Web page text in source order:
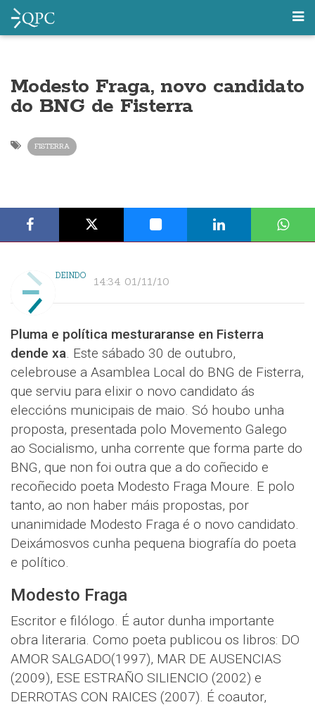
Modesto Fraga, novo candidato
do BNG de Fisterra
FISTERRA
DEINDO 14:34 01/11/10
Pluma e política mesturaranse en Fisterra
dende xa. Este sábado 30 de outubro,
celebrouse a Asamblea Local do BNG de Fisterra,
que serviu para elixir o novo candidato ás
eleccións municipais de maio. Só houbo unha
proposta, presentada polo Movemento Galego
ao Socialismo, unha corrente que forma parte do
BNG, que non foi outra que a do coñecido e
recoñecido poeta Modesto Fraga Moure. E polo
tanto, ao non haber máis propostas, por
unanimidade Modesto Fraga é o novo candidato.
Deixámosvos cunha pequena biografía do poeta
e político.
Modesto Fraga
Escritor e filólogo. É autor dunha importante
obra literaria. Como poeta publicou os libros: DO
AMOR SALGADO(1997), MAR DE AUSENCIAS
(2009), ESE ESTRAÑO SILIENCIO (2002) e
DERROTAS CON RAICES (2007). É coautor,